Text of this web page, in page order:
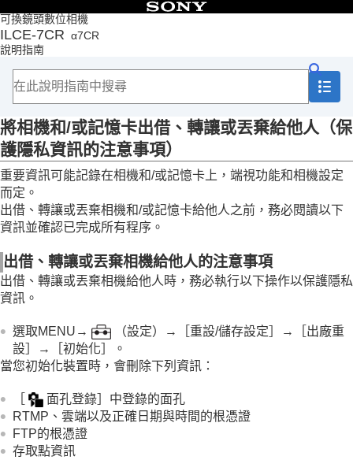
可換鏡頭數位相機
ILCE-7CR α7CR
說明指南
目錄
頁首
如何使用說明指南
使用須知
隱私資訊的注意事項）
關於電池與電池充電的注意事項
關於記憶卡的注意事項
清潔影像感應器（感應器清潔）
檢查相機以及隨附的部件
部件名稱
準備相機/基本拍攝操作
從MENU尋找功能
使用拍攝功能
觀看
變更相機設定
智慧型手機可用的功能
使用雲端服務
附錄
如果您遇到問題
將相機和/或記憶卡出借、轉讓或丟棄給他人（保
護隱私資訊的注意事項）
重要資訊可能記錄在相機和/或記憶卡上，端視功能和相機設定
而定。
出借、轉讓或丟棄相機和/或記憶卡給他人之前，務必閱讀以下
資訊並確認已完成所有程序。
出借、轉讓或丟棄相機給他人的注意事項
出借、轉讓或丟棄相機給他人時，務必執行以下操作以保護隱私
資訊。
選取MENU → （設定）→ ［重設/儲存設定］ →
［出廠重
設］
→ ［初始化］
。
當您初始化裝置時，會刪除下列資訊：
面孔登錄］ 中登錄的面孔
RTMP、雲端以及正確日期與時間的根憑證
FTP的根憑證
存取點資訊